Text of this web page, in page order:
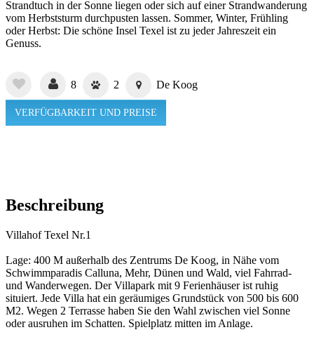
Strandtuch in der Sonne liegen oder sich auf einer Strandwanderung
vom Herbststurm durchpusten lassen. Sommer, Winter, Frühling
oder Herbst: Die schöne Insel Texel ist zu jeder Jahreszeit ein
Genuss.
8 2 De Koog
VERFÜGBARKEIT UND PREISE
Beschreibung
Villahof Texel Nr.1
Lage: 400 M außerhalb des Zentrums De Koog, in Nähe vom
Schwimmparadis Calluna, Mehr, Dünen und Wald, viel Fahrrad-
und Wanderwegen. Der Villapark mit 9 Ferienhäuser ist ruhig
situiert. Jede Villa hat ein geräumiges Grundstück von 500 bis 600
M2. Wegen 2 Terrasse haben Sie den Wahl zwischen viel Sonne
oder ausruhen im Schatten. Spielplatz mitten im Anlage.